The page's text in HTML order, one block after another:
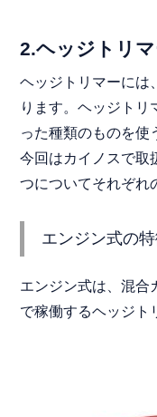
2.ヘッジトリ
ヘッジトリマーには
ります。ヘッジトリ
った種類のものを使
今回はカイノスで取
つについてそれぞれ
エンジン式の
エンジン式は、混合
で稼働するヘッジト